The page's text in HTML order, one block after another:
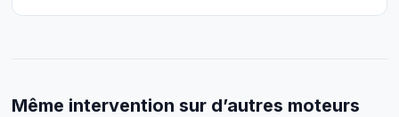
Même intervention sur d’autres moteurs